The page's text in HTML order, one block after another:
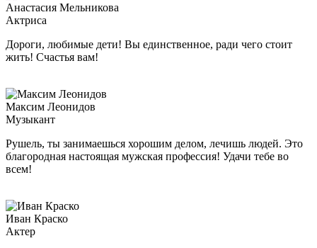
Анастасия Мельникова
Актриса
Дороги, любимые дети! Вы единственное, ради чего стоит
жить! Счастья вам!
Максим Леонидов
Музыкант
Рушель, ты занимаешься хорошим делом, лечишь людей. Это
благородная настоящая мужская профессия! Удачи тебе во
всем!
Иван Краско
Актер